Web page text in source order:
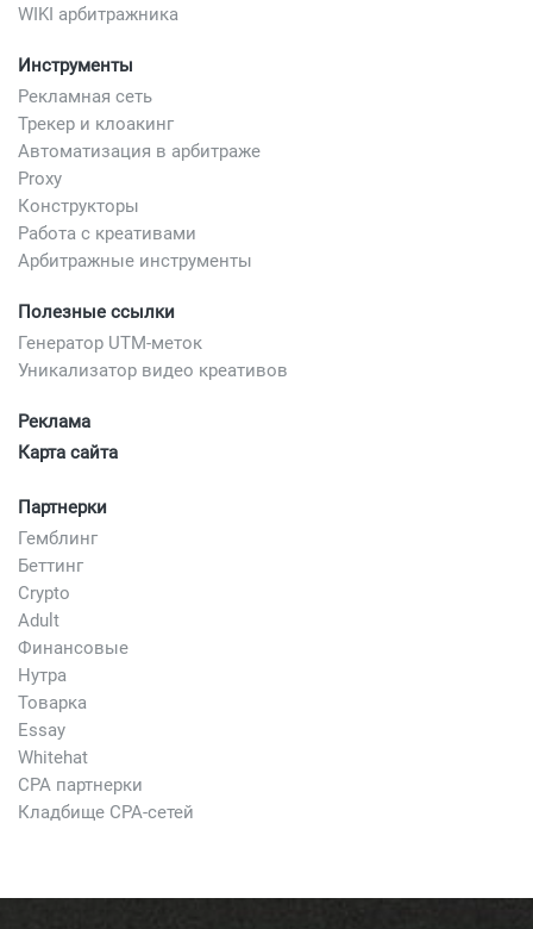
WIKI арбитражника
Инструменты
Рекламная сеть
Трекер и клоакинг
Автоматизация в арбитраже
Proxy
Конструкторы
Работа с креативами
Арбитражные инструменты
Полезные ссылки
Генератор UTM-меток
Уникализатор видео креативов
Реклама
Карта сайта
Партнерки
Гемблинг
Беттинг
Crypto
Adult
Финансовые
Нутра
Товарка
Essay
Whitehat
CPA партнерки
Кладбище CPA-сетей